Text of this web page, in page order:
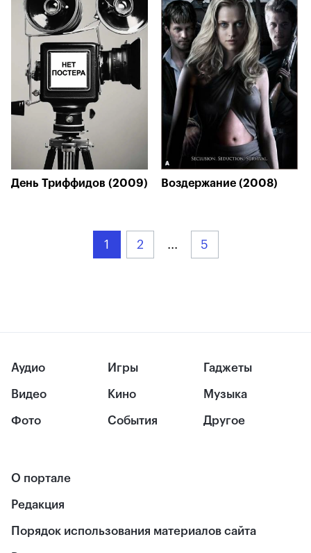
День Триффидов (2009) Воздержание (2008)
1 2 ... 5
Аудио
Видео
Фото
Игры
Кино
События
Гаджеты
Музыка
Другое
О портале
Редакция
Порядок использования материалов сайта